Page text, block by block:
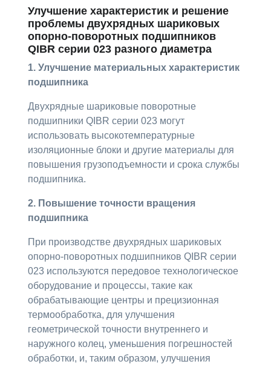
Улучшение характеристик и решение
проблемы двухрядных шариковых
опорно-поворотных подшипников
QIBR серии 023 разного диаметра
1. Улучшение материальных характеристик
подшипника
Двухрядные шариковые поворотные
подшипники QIBR серии 023 могут
использовать высокотемпературные
изоляционные блоки и другие материалы для
повышения грузоподъемности и срока службы
подшипника.
2. Повышение точности вращения
подшипника
При производстве двухрядных шариковых
опорно-поворотных подшипников QIBR серии
023 используются передовое технологическое
оборудование и процессы, такие как
обрабатывающие центры и прецизионная
термообработка, для улучшения
геометрической точности внутреннего и
наружного колец, уменьшения погрешностей
обработки, и, таким образом, улучшения